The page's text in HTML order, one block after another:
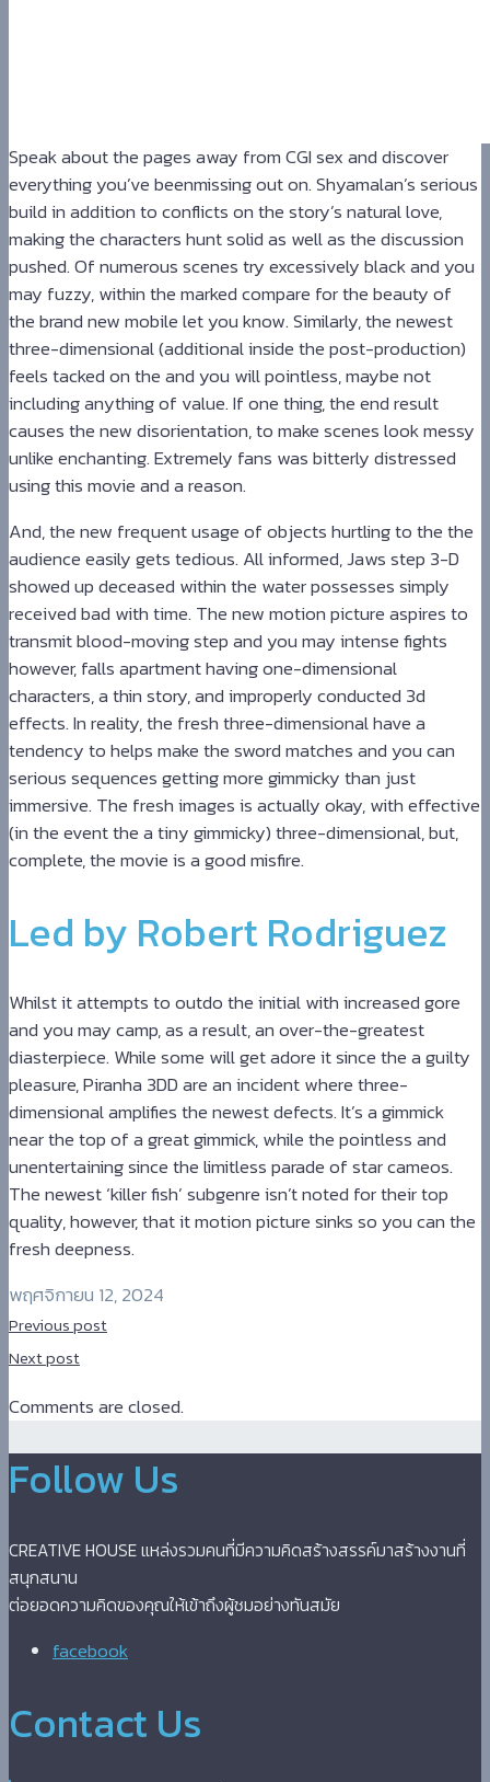
Speak about the pages away from CGI sex and discover
everything you’ve beenmissing out on. Shyamalan’s serious
build in addition to conflicts on the story’s natural love,
making the characters hunt solid as well as the discussion
pushed. Of numerous scenes try excessively black and you
may fuzzy, within the marked compare for the beauty of
the brand new mobile let you know. Similarly, the newest
three-dimensional (additional inside the post-production)
feels tacked on the and you will pointless, maybe not
including anything of value. If one thing, the end result
causes the new disorientation, to make scenes look messy
unlike enchanting. Extremely fans was bitterly distressed
using this movie and a reason.
And, the new frequent usage of objects hurtling to the the
audience easily gets tedious. All informed, Jaws step 3-D
showed up deceased within the water possesses simply
received bad with time. The new motion picture aspires to
transmit blood-moving step and you may intense fights
however, falls apartment having one-dimensional
characters, a thin story, and improperly conducted 3d
effects. In reality, the fresh three-dimensional have a
tendency to helps make the sword matches and you can
serious sequences getting more gimmicky than just
immersive. The fresh images is actually okay, with effective
(in the event the a tiny gimmicky) three-dimensional, but,
complete, the movie is a good misfire.
Led by Robert Rodriguez
Whilst it attempts to outdo the initial with increased gore
and you may camp, as a result, an over-the-greatest
diasterpiece. While some will get adore it since the a guilty
pleasure, Piranha 3DD are an incident where three-
dimensional amplifies the newest defects. It’s a gimmick
near the top of a great gimmick, while the pointless and
unentertaining since the limitless parade of star cameos.
The newest ‘killer fish’ subgenre isn’t noted for their top
quality, however, that it motion picture sinks so you can the
fresh deepness.
พฤศจิกายน 12, 2024
Previous post
Next post
Comments are closed.
Follow Us
CREATIVE HOUSE แหล่งรวมคนที่มีความคิดสร้างสรรค์มาสร้างงานที่
สนุกสนาน
ต่อยอดความคิดของคุณให้เข้าถึงผู้ชมอย่างทันสมัย
facebook
Contact Us